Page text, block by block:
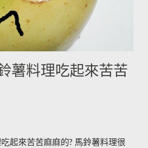
薯料理吃起來苦苦
起來苦苦麻麻的? 馬鈴薯料理很